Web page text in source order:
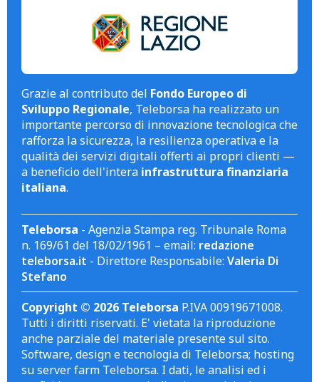
Grazie al contributo del Fondo Europeo di
Sviluppo Regionale, Teleborsa ha realizzato un
importante percorso di innovazione tecnologica che
rafforza la sicurezza, la resilienza operativa e la
qualità dei servizi digitali offerti ai propri clienti —
a beneficio dell'intera infrastruttura finanziaria
italiana.
Teleborsa - Agenzia Stampa reg. Tribunale Roma
n. 169/61 del 18/02/1961 – email: redazione
teleborsa.it - Direttore Responsabile: Valeria Di
Stefano
Copyright © 2026 Teleborsa P.IVA 00919671008.
Tutti i diritti riservati. E' vietata la riproduzione
anche parziale del materiale presente sul sito.
Software, design e tecnologia di Teleborsa; hosting
su server farm Teleborsa. I dati, le analisi ed i